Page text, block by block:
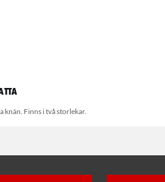
knän. Finns i två storlekar.